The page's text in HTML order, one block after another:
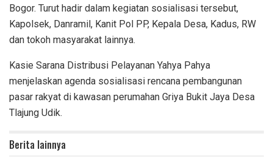
Bogor. Turut hadir dalam kegiatan sosialisasi tersebut,
Kapolsek, Danramil, Kanit Pol PP, Kepala Desa, Kadus, RW
dan tokoh masyarakat lainnya.
Kasie Sarana Distribusi Pelayanan Yahya Pahya
menjelaskan agenda sosialisasi rencana pembangunan
pasar rakyat di kawasan perumahan Griya Bukit Jaya Desa
Tlajung Udik.
Berita lainnya